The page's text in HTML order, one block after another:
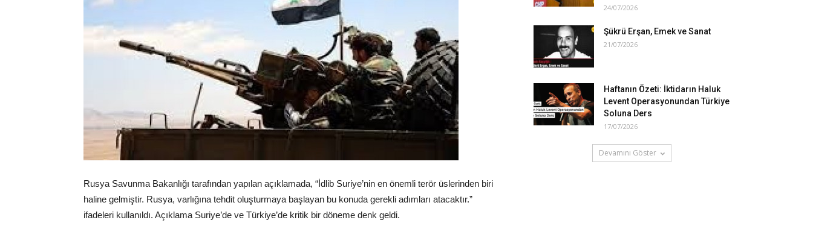
Rusya Savunma Bakanlığı tarafından yapılan açıklamada, “İdlib Suriye’nin en önemli terör üslerinden biri
haline gelmiştir. Rusya, varlığına tehdit oluşturmaya başlayan bu konuda gerekli adımları atacaktır.”
ifadeleri kullanıldı. Açıklama Suriye’de ve Türkiye’de kritik bir döneme denk geldi.
24/07/2026
Şükrü Erşan, Emek ve Sanat
21/07/2026
Haftanın Özeti: İktidarın Haluk
Levent Operasyonundan Türkiye
Soluna Ders
17/07/2026
Devamını Göster